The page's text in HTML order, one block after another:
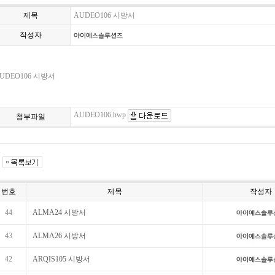
제목 AUDEO106 시방서
작성자
시방서
첨부파일 AUDEO106.hwp
번호 제목 작성자
44 ALMA24 시방서
43 ALMA26 시방서
42 ARQIS105 시방서